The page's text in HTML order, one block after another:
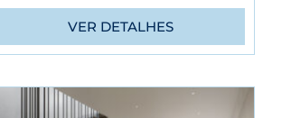
VER DETALHES